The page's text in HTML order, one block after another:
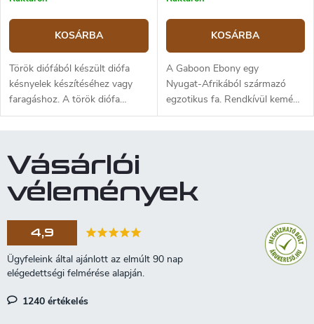
KOSÁRBA
Török diófából készült diófa
késnyelek készítéséhez vagy
faragáshoz. A török diófa
nagyon lassan nő, aminek
keménységgel és sűrűséggel
rendelkezik. A fa színe a
világosabb barnától a sötétebb
csokoládébarnáig terjedhet. A
szín néha szürke, lila vagy
vöröses részeket is
tartalmazhat.
KOSÁRBA
A Gaboon Ebony egy
Nyugat‑Afrikából származó
egzotikus fa. Rendkívül kemény,
sűrű és nehéz fa, nagyon finom
fekete‑barna. A Gaboon Ebony
de kiváló fa esztergáláshoz és
faragáshoz, és magas fényűre
Vásárlói
vélemények
4,9
1240 értékelés